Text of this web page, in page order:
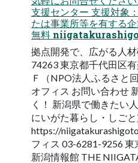
支援センター 支援対象
たは事業所等を有する
無料
拠点開発で、広がる人
74263 東京都千代田区
Ｆ（NPO法人ふるさと
オフィス お問い合わせ
く！ 新潟県で働きたい
にいがた暮らし・しご
https://
フィス 03-6281-9256 東
新潟情報館 THE